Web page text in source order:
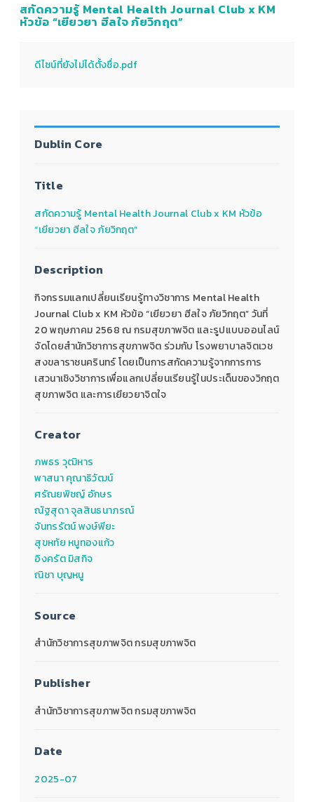
สกัดความรู้ Mental Health Journal Club x KM
หัวข้อ “เยียวยา ฮีลใจ ภัยวิกฤต”
ดีไซน์ที่ยังไม่ได้ตั้งชื่อ.pdf
Dublin Core
Title
สกัดความรู้ Mental Health Journal Club x KM หัวข้อ
“เยียวยา ฮีลใจ ภัยวิกฤต”
Description
กิจกรรมแลกเปลี่ยนเรียนรู้ทางวิชาการ Mental Health
Journal Club x KM หัวข้อ “เยียวยา ฮีลใจ ภัยวิกฤต” วันที่
20 พฤษภาคม 2568 ณ กรมสุขภาพจิต และรูปแบบออนไลน์
จัดโดยสำนักวิชาการสุขภาพจิต ร่วมกับ โรงพยาบาลจิตเวช
สงขลาราชนครินทร์ โดยเป็นการสกัดความรู้จากการการ
เสวนาเชิงวิชาการเพื่อแลกเปลี่ยนเรียนรู้ในประเด็นของวิกฤต
สุขภาพจิต และการเยียวยาจิตใจ
Creator
ภพธร วุฒิหาร
พาสนา คุณาธิวัฒน์
ศรัณยพิชญ์ อักษร
ณัฐสุดา จุลสินธนาภรณ์
จันทรรัตน์ พงษ์พียะ
สุขหทัย หนูทองแก้ว
อิงครัต มิสกิจ
ณิชา บุญหนู
Source
สำนักวิชาการสุขภาพจิต กรมสุขภาพจิต
Publisher
สำนักวิชาการสุขภาพจิต กรมสุขภาพจิต
Date
2025-07